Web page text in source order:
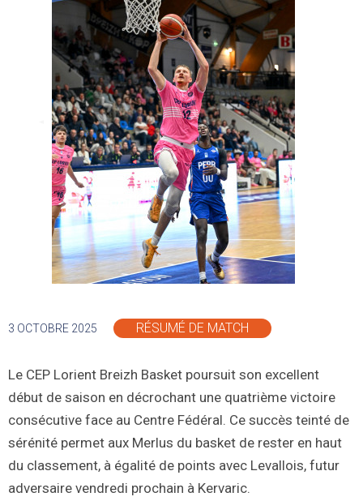
3 OCTOBRE 2025 RÉSUMÉ DE MATCH
Le CEP Lorient Breizh Basket poursuit son excellent
début de saison en décrochant une quatrième victoire
consécutive face au Centre Fédéral. Ce succès teinté de
sérénité permet aux Merlus du basket de rester en haut
du classement, à égalité de points avec Levallois, futur
adversaire vendredi prochain à Kervaric.